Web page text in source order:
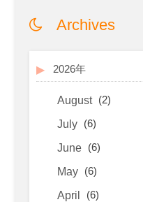
Archives
2026年
August (2)
July (6)
June (6)
May (6)
April (6)